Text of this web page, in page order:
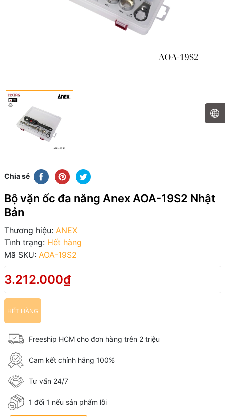
Chia sẻ
Bộ vặn ốc đa năng Anex AOA-19S2 Nhật
Bản
Thương hiệu: ANEX
Tình trạng: Hết hàng
Mã SKU: AOA-19S2
3.212.000₫
HẾT HÀNG
Freeship HCM cho đơn hàng trên 2 triệu
Cam kết chính hãng 100%
Tư vấn 24/7
1 đổi 1 nếu sản phẩm lỗi